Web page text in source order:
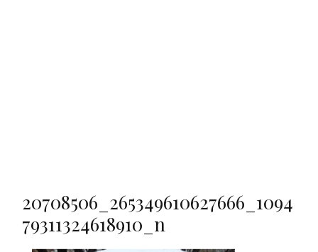
20708506_265349610627666_1094
79311324618910_n